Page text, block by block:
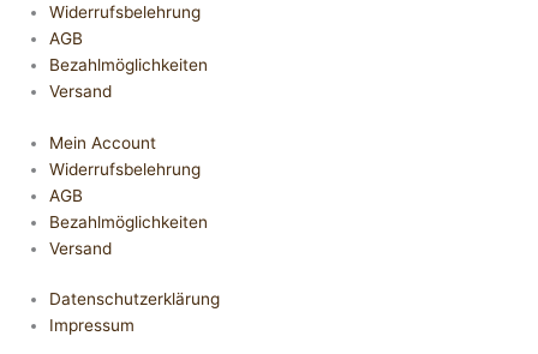
Widerrufsbelehrung
AGB
Bezahlmöglichkeiten
Versand
Mein Account
Widerrufsbelehrung
AGB
Bezahlmöglichkeiten
Versand
Datenschutzerklärung
Impressum